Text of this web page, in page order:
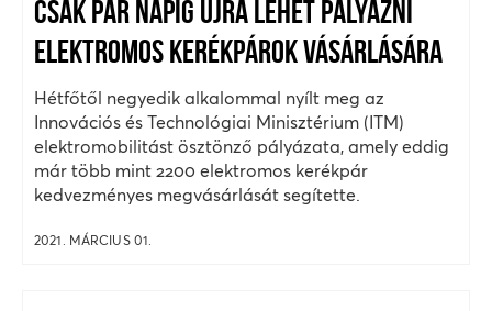
CSAK PÁR NAPIG ÚJRA LEHET PÁLYÁZNI
ELEKTROMOS KERÉKPÁROK VÁSÁRLÁSÁRA
Hétfőtől negyedik alkalommal nyílt meg az
Innovációs és Technológiai Minisztérium (ITM)
elektromobilitást ösztönző pályázata, amely eddig
már több mint 2200 elektromos kerékpár
kedvezményes megvásárlását segítette.
2021. MÁRCIUS 01.